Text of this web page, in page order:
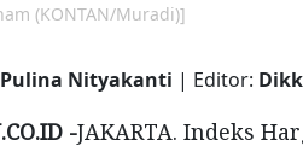
(KONTAN/Muradi)]
Pulina Nityakanti | Editor:
-JAKARTA. Indeks